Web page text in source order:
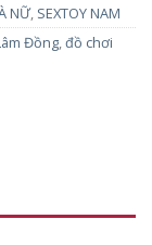
NỮ, SEXTOY NAM
Đồng,đồ chơi